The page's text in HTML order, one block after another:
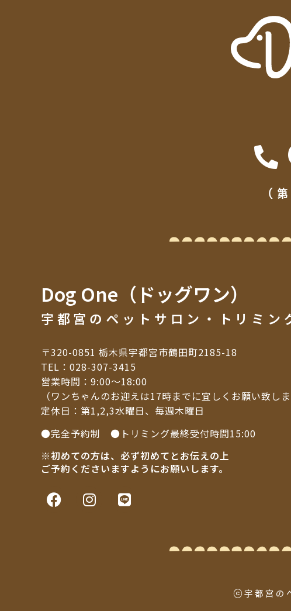
（
Dog One（ドッグワン）
宇都宮のペットサロン・トリミン
〒320-0851 栃木県宇都宮市鶴田町2185-18
TEL： 028-307-3415
営業時間：9:00～18:00
（ワンちゃんのお迎えは17時までに宜しくお願い致しま
定休日：第1,2,3水曜日、毎週木曜日
●完全予約制 ●トリミング最終受付時間15:00
※初めての方は、必ず初めてとお伝えの上
ご予約くださいますようにお願いします。
ⓒ宇都宮の